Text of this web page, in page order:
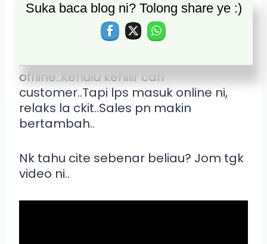
Kalo dlu abg dari Sarawak ni
terpaksa keluar pagi..Tgh malam
baru sampai rumah..Mcm tu la
keadaan dia time ‘main’
offline..Kehulu kehilir cari
customer..Tapi lps masuk online ni,
relaks la ckit..Sales pn makin
bertambah..
Nk tahu cite sebenar beliau? Jom tgk
video ni..
Suka baca blog ni? Tolong share ye :)